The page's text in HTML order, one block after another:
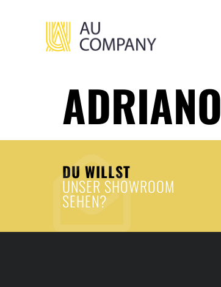
ADRIANO
DU WILLST
UNSER SHOWROOM
SEHEN?